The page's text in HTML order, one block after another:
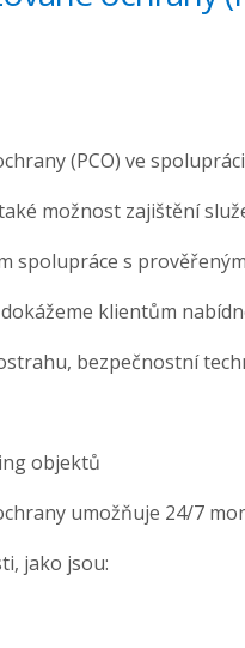
(PCO) ve
možnost zajištění
spolupráce s
klientům
bezpečnostní
objektů
umožňuje 24/7
jako jsou: